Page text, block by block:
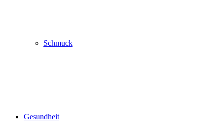
Schmuck
Gesundheit